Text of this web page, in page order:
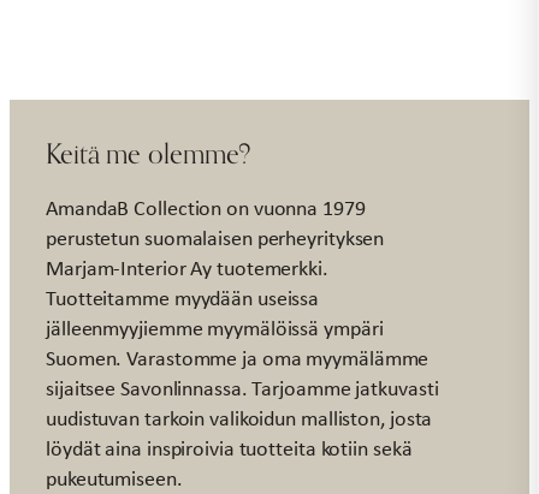
Keitä me olemme?
AmandaB Collection on vuonna 1979
perustetun suomalaisen perheyrityksen
Marjam-Interior Ay tuotemerkki.
Tuotteitamme myydään useissa
jälleenmyyjiemme myymälöissä ympäri
Suomen. Varastomme ja oma myymälämme
sijaitsee Savonlinnassa. Tarjoamme jatkuvasti
uudistuvan tarkoin valikoidun malliston, josta
löydät aina inspiroivia tuotteita kotiin sekä
pukeutumiseen.